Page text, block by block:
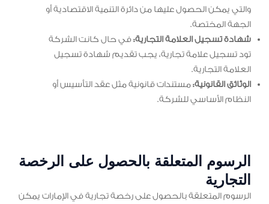
والتي يمكن الحصول عليها من دائرة التنمية الاقتصادية أو
الجهة المختصة.
شهادة تسجيل العلامة التجارية:في حال كانت الشركة
تود تسجيل علامة تجارية، يجب تقديم شهادة تسجيل
العلامة التجارية.
الوثائق القانونية:مستندات قانونية مثل عقد التأسيس أو
النظام الأساسي للشركة.
الرسوم المتعلقة بالحصول على الرخصة
التجارية
الرسوم المتعلقة بالحصول على رخصة تجارية في الإمارات يمكن